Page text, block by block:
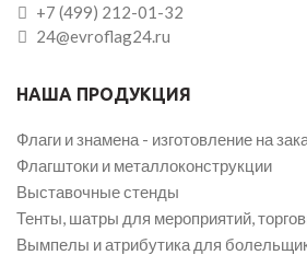
+7 (499) 212-01-32
24@evroflag24.ru
НАША ПРОДУКЦИЯ
Флаги и знамена - изготовление на
Флагштоки и металлоконструкции
Выставочные стенды
Тенты, шатры для мероприятий,
Вымпелы и атрибутика для